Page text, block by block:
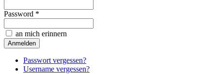
Password *
an mich erinnern
Passwort vergessen?
Username vergessen?